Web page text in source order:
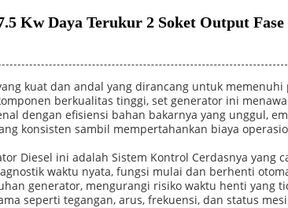
Kw Daya Terukur 2 Soket Output
kuat dan andal yang dirancang untuk
berkualitas tinggi, set generator ini
dengan efisiensi bahan bakarnya yang unggul,
konsisten sambil mempertahankan biaya
Diesel ini adalah Sistem Kontrol Cerdasnya
waktu nyata, fungsi mulai dan berhenti
generator, mengurangi risiko waktu henti
seperti tegangan, arus, frekuensi, dan status